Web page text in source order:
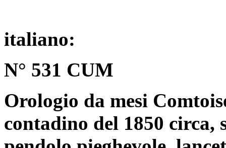
italiano:
N° 531 CUM
Orologio da mesi
contadino del 1850 circa,